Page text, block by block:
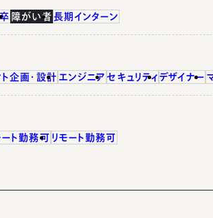
障がい者 長期インターン
ト企画・設計 エンジニア セキュリティ デザイナー
ート勤務可 リモート勤務可